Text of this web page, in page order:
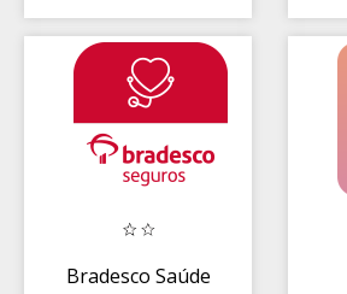
Bradesco Saúde